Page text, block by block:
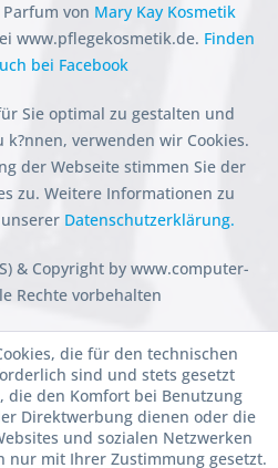
von Mary Kay Kosmetik
www.pflegekosmetik.de. Finden
bei Facebook
Sie optimal zu gestalten und
verwenden wir Cookies.
der Webseite stimmen Sie der
zu. Weitere Informationen zu
Datenschutzerklärung.
& Copyright by www.computer-
Rechte vorbehalten
die für den technischen
sind und stets gesetzt
die den Komfort bei Benutzung
Direktwerbung dienen oder die
und sozialen Netzwerken
nur mit Ihrer Zustimmung gesetzt.